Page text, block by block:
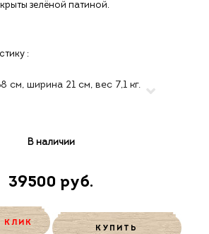
зелёной патиной.
:
В наличии
39500 руб.
КЛИК
КУПИТЬ